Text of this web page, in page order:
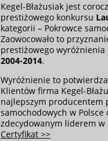
Kegel-Błażusiak jest
prestiżowego konkursu
kategorii – Pokrowce
Zaowocowało to
prestiżowego wyróżnienia
2004-2014.
Wyróżnienie to
Klientów firma Kegel-
najlepszym producentem
samochodowych w Polsce
zdecydowanym liderem w
Certyfikat >>